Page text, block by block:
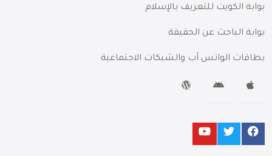
بوابة الكويت للتعريف بالإسلام
بوابة الباحث عن الحقيقة
بطاقات الواتس آب والشبكات الاجتماعية